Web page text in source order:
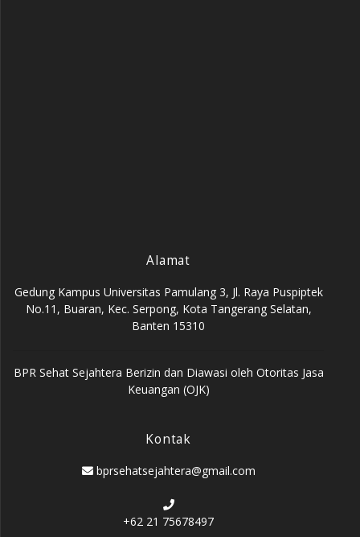
Alamat
Gedung Kampus Universitas Pamulang 3, Jl. Raya Puspiptek
No.11, Buaran, Kec. Serpong, Kota Tangerang Selatan,
Banten 15310
BPR Sehat Sejahtera Berizin dan Diawasi oleh Otoritas Jasa
Keuangan (OJK)
Kontak
bprsehatsejahtera@gmail.com
+62 21 75678497